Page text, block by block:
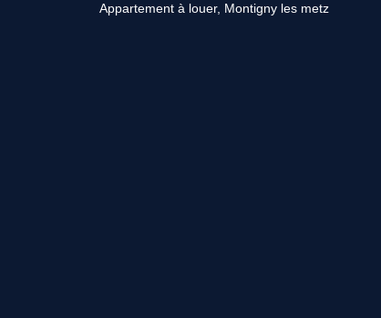
Appartement à louer, Montigny les metz